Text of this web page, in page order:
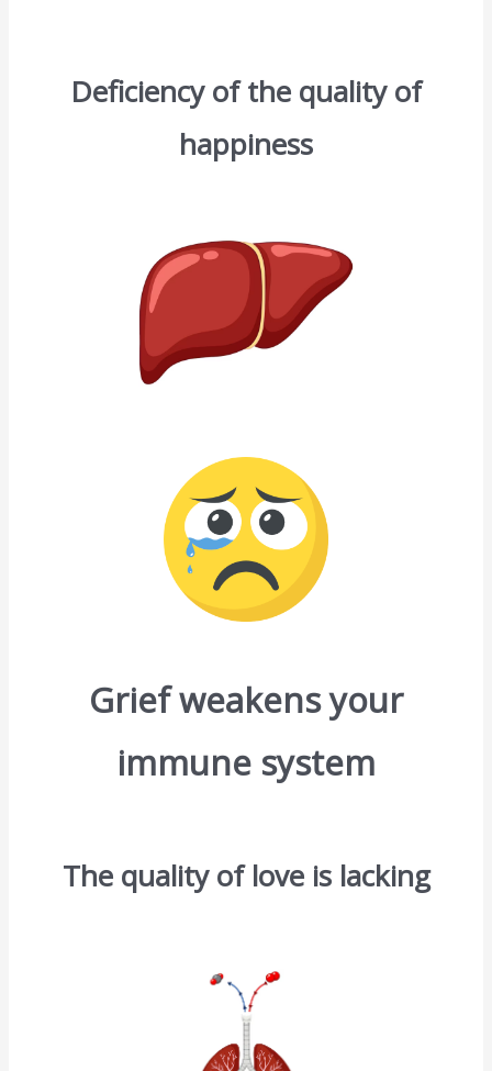
Deficiency of the quality of
happiness
Grief weakens your
immune system
The quality of love is lacking